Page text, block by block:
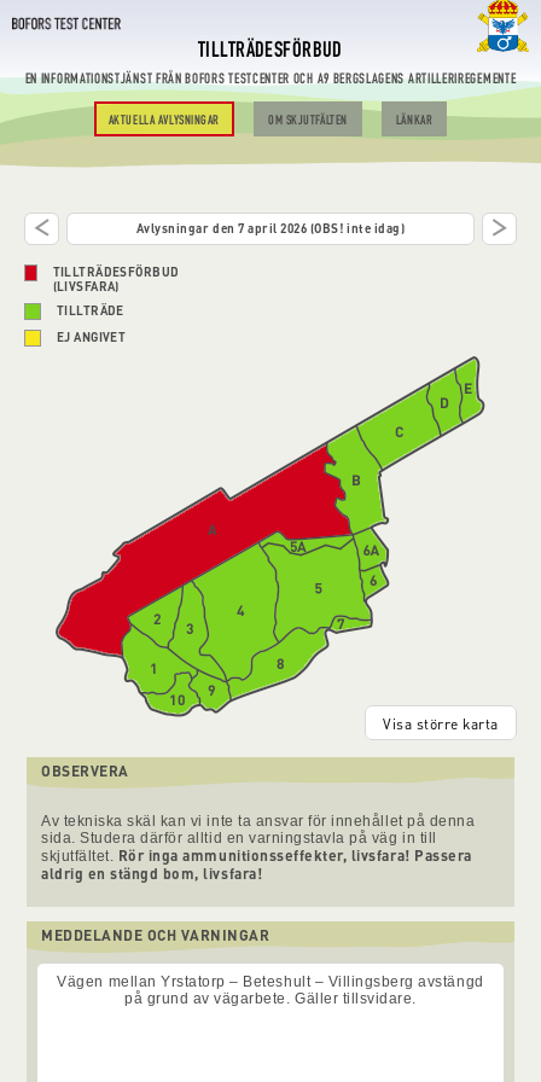
TILLTRÄDESFÖRBUD
EN INFORMATIONSTJÄNST FRÅN BOFORS TESTCENTER OCH A9 BERGSLAGENS ARTILLERIREGEMENTE
AKTUELLA AVLYSNINGAR OM SKJUTFÄLTEN LÄNKAR
Avlysningar den 7 april 2026 (OBS! inte idag)
TILLTRÄDESFÖRBUD
(LIVSFARA)
TILLTRÄDE
EJ ANGIVET
Visa större karta
OBSERVERA
Av tekniska skäl kan vi inte ta ansvar för innehållet på denna
sida. Studera därför alltid en varningstavla på väg in till
skjutfältet. Rör inga ammunitionsseffekter, livsfara! Passera
aldrig en stängd bom, livsfara!
MEDDELANDE OCH VARNINGAR
Vägen mellan Yrstatorp – Beteshult – Villingsberg avstängd
på grund av vägarbete. Gäller tillsvidare.